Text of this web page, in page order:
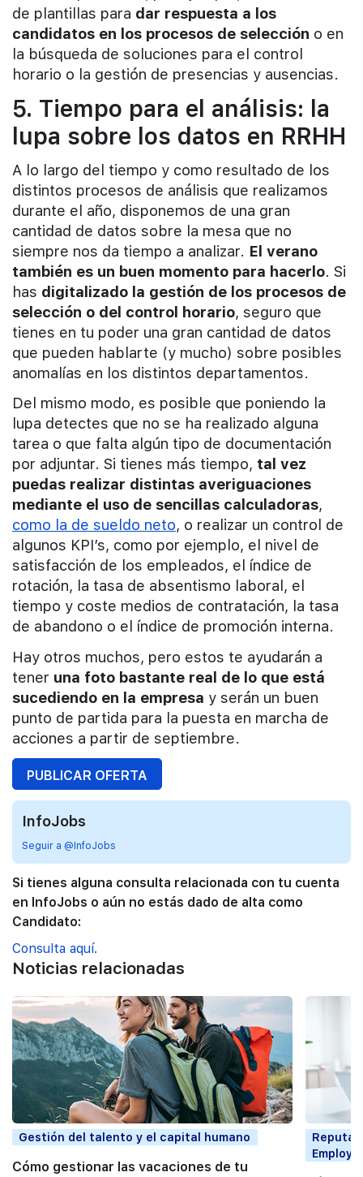
de plantillas para dar respuesta a los
candidatos en los procesos de selección o en
la búsqueda de soluciones para el control
horario o la gestión de presencias y ausencias.
5. Tiempo para el análisis: la
lupa sobre los datos en RRHH
A lo largo del tiempo y como resultado de los
distintos procesos de análisis que realizamos
durante el año, disponemos de una gran
cantidad de datos sobre la mesa que no
siempre nos da tiempo a analizar. El verano
también es un buen momento para hacerlo. Si
has digitalizado la gestión de los procesos de
selección o del control horario, seguro que
tienes en tu poder una gran cantidad de datos
que pueden hablarte (y mucho) sobre posibles
anomalías en los distintos departamentos.
Del mismo modo, es posible que poniendo la
lupa detectes que no se ha realizado alguna
tarea o que falta algún tipo de documentación
por adjuntar. Si tienes más tiempo, tal vez
puedas realizar distintas averiguaciones
mediante el uso de sencillas calculadoras,
como la de sueldo neto, o realizar un control de
algunos KPI’s, como por ejemplo, el nivel de
satisfacción de los empleados, el índice de
rotación, la tasa de absentismo laboral, el
tiempo y coste medios de contratación, la tasa
de abandono o el índice de promoción interna.
Hay otros muchos, pero estos te ayudarán a
tener una foto bastante real de lo que está
sucediendo en la empresa y serán un buen
punto de partida para la puesta en marcha de
acciones a partir de septiembre.
PUBLICAR OFERTA
InfoJobs
Seguir a @InfoJobs
Si tienes alguna consulta relacionada con tu cuenta
en InfoJobs o aún no estás dado de alta como
Candidato:
Consulta aquí.
Noticias relacionadas
Gestión del talento y el capital humano
Cómo gestionar las vacaciones de tu